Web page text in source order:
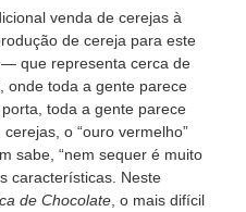
venda de cerejas à
de cereja para este
que representa cerca de
onde toda a gente parece
toda a gente parece
o “ouro vermelho”
sabe, “nem sequer é muito
características. Neste
de Chocolate, o mais difícil